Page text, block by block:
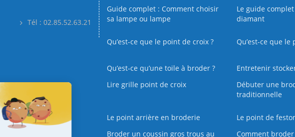
Tél : 02.85.52.63.21
Guide complet : Comment choisir
sa lampe ou lampe
Le guide
diamant
Qu’est-ce que le point de croix ?
Qu’est-ce que le
Qu’est‑ce qu’une toile à broder ?
Entretenir
Lire grille point de croix
Débuter une
traditionnelle
Le point arrière en broderie
Le point de
Broder un coussin gros trous au
Comment